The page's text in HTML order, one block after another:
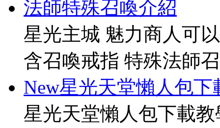
法師特殊召喚介紹
星光主城 魅力商人可
含召喚戒指 特殊法師
New星光天堂懶人包下
星光天堂懶人包下載